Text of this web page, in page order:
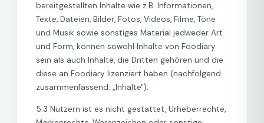
bereitgestellten Inhalte wie z.B. Informationen,
Texte, Dateien, Bilder, Fotos, Videos, Filme, Töne
und Musik sowie sonstiges Material jedweder Art
und Form, können sowohl Inhalte von Foodiary
sein als auch Inhalte, die Dritten gehören und die
diese an Foodiary lizenziert haben (nachfolgend
zusammenfassend: „Inhalte").
5.3 Nutzern ist es nicht gestattet, Urheberrechte,